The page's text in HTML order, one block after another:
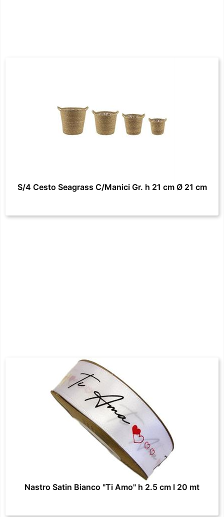
S/4 Cesto Seagrass C/Manici Gr. h 21 cm Ø 21 cm
Nastro Satin Bianco "Ti Amo" h 2.5 cm l 20 mt